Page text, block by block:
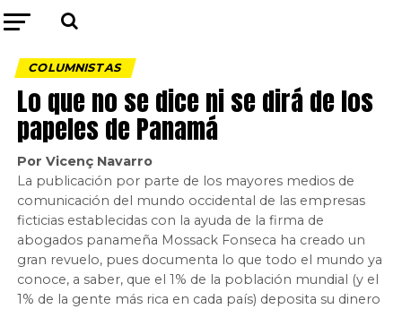
COLUMNISTAS
Lo que no se dice ni se dirá de los
papeles de Panamá
Por Vicenç Navarro
La publicación por parte de los mayores medios de
comunicación del mundo occidental de las empresas
ficticias establecidas con la ayuda de la firma de
abogados panameña Mossack Fonseca ha creado un
gran revuelo, pues documenta lo que todo el mundo ya
conoce, a saber, que el 1% de la población mundial (y el
1% de la gente más rica en cada país) deposita su dinero